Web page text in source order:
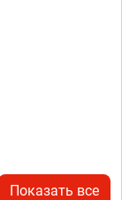
Показать все